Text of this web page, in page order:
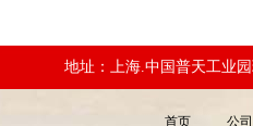
地址：上海.中国普天工业
首页 公